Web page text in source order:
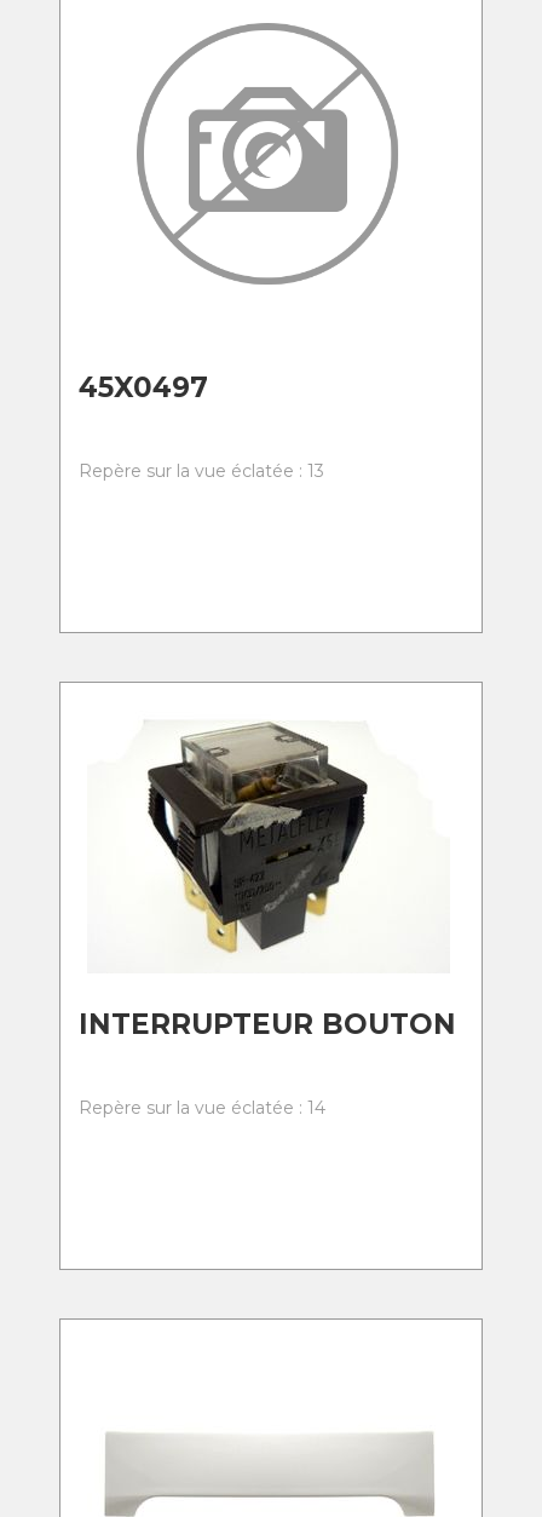
45X0497
Repère sur la vue éclatée : 13
INTERRUPTEUR BOUTON
Repère sur la vue éclatée : 14